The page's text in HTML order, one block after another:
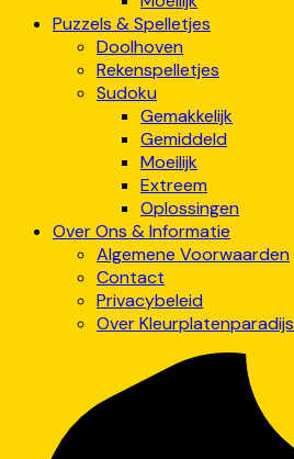
Puzzels & Spelletjes
Doolhoven
Rekenspelletjes
Sudoku
Gemakkelijk
Gemiddeld
Moeilijk
Extreem
Oplossingen
Over Ons & Informatie
Algemene Voorwaarden
Contact
Privacybeleid
Over Kleurplatenparadijs